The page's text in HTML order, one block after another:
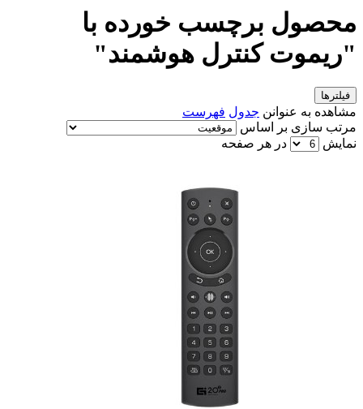
محصول برچسب خورده با
"ریموت کنترل هوشمند"
فیلترها
مشاهده به عنوانن جدول فهرست
مرتب سازی بر اساس
نمایش
در هر صفحه